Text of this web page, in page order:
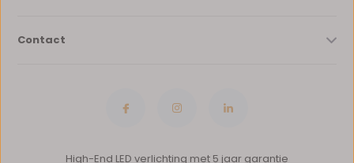
Contact
High-End LED verlichting met 5 jaar garantie